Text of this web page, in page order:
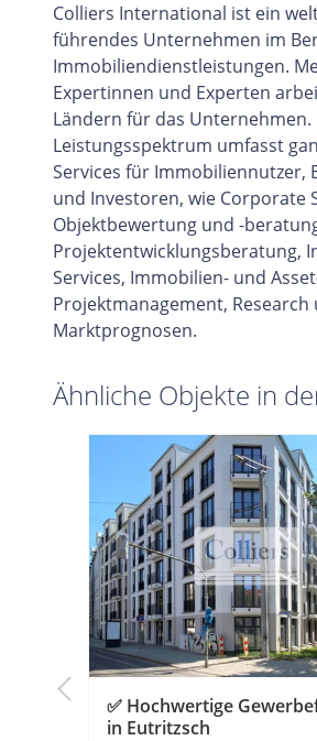
Colliers International ist ein
führendes Unternehmen im
Immobiliendienstleistungen.
Expertinnen und Experten
Ländern für das Unternehmen.
Leistungsspektrum umfasst
Services für Immobiliennutzer,
und Investoren, wie Corporate
Objektbewertung und -
Projektentwicklungsberatung,
Services, Immobilien- und
Projektmanagement, Research
Marktprognosen.
Ähnliche Objekte in
✅ Hochwertige
in Eutritzsch